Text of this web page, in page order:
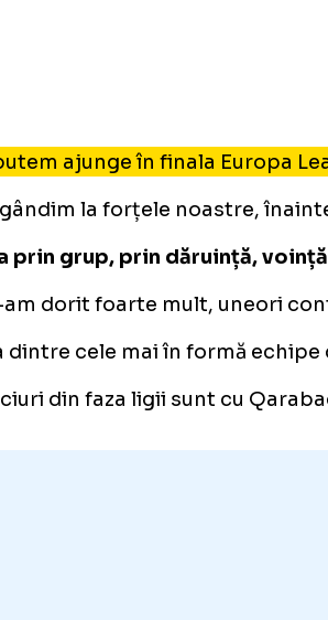
ajunge în finala Europa
la forțele noastre,
prin grup, prin dăruință,
dorit foarte mult, uneori
dintre cele mai în formă
din faza ligii sunt cu